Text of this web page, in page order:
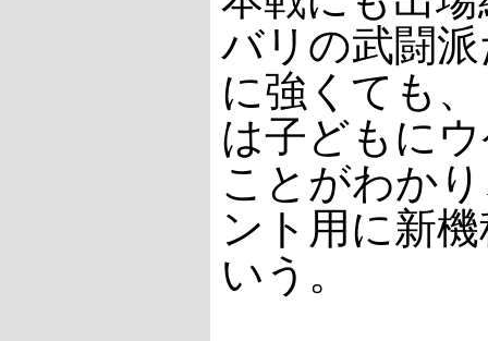
バリの武闘
に強くても
は子どもに
ことがわか
ント用に新
いう。